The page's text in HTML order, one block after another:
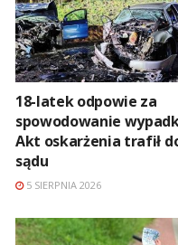
18-latek odpowie za
spowodowanie
Akt oskarżenia trafił
sądu
5 SIERPNIA 2026